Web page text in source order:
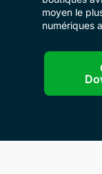
moyen le
numériques